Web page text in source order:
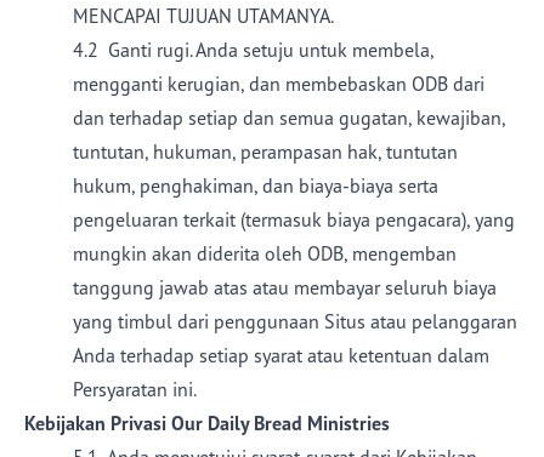
MENCAPAI TUJUAN UTAMANYA.
4.2 Ganti rugi. Anda setuju untuk membela,
mengganti kerugian, dan membebaskan ODB dari
dan terhadap setiap dan semua gugatan, kewajiban,
tuntutan, hukuman, perampasan hak, tuntutan
hukum, penghakiman, dan biaya-biaya serta
pengeluaran terkait (termasuk biaya pengacara), yang
mungkin akan diderita oleh ODB, mengemban
tanggung jawab atas atau membayar seluruh biaya
yang timbul dari penggunaan Situs atau pelanggaran
Anda terhadap setiap syarat atau ketentuan dalam
Persyaratan ini.
Kebijakan Privasi Our Daily Bread Ministries